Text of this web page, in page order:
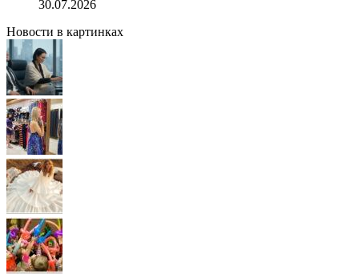
30.07.2026
Новости в картинках